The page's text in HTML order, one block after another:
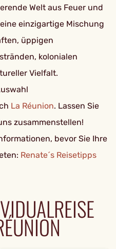
Welt aus Feuer und
einzigartige Mischung
üppigen
kolonialen
Vielfalt.
La Réunion. Lassen Sie
zusammenstellen!
bevor Sie Ihre
Renate´s Reisetipps